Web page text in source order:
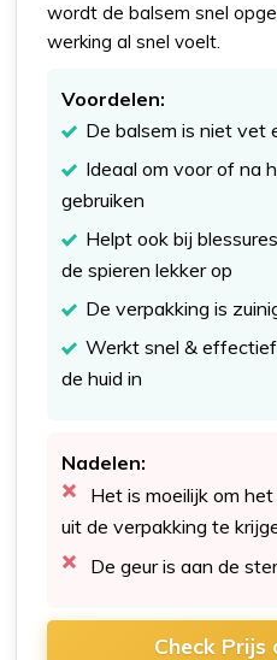
wordt de balsem snel
werking al snel voelt.
Voordelen:
De balsem is niet vet
Ideaal om voor of na
gebruiken
Helpt ook bij
de spieren lekker op
De verpakking is
Werkt snel &
de huid in
Nadelen:
Het is moeilijk om
uit de verpakking te
De geur is aan de
Check Prijs